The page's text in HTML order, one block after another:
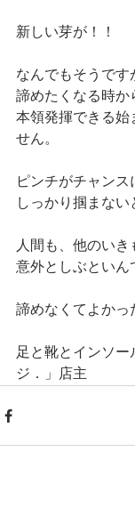
新しい芽が！！
なんでもそうです
諦めたくなる時か
本領発揮できる始
せん。
ピンチがチャン
しっかり掴まない
人間も、他のいき
意外としぶといん
諦めなくてよか
足と靴とインソー
ジ．」店主